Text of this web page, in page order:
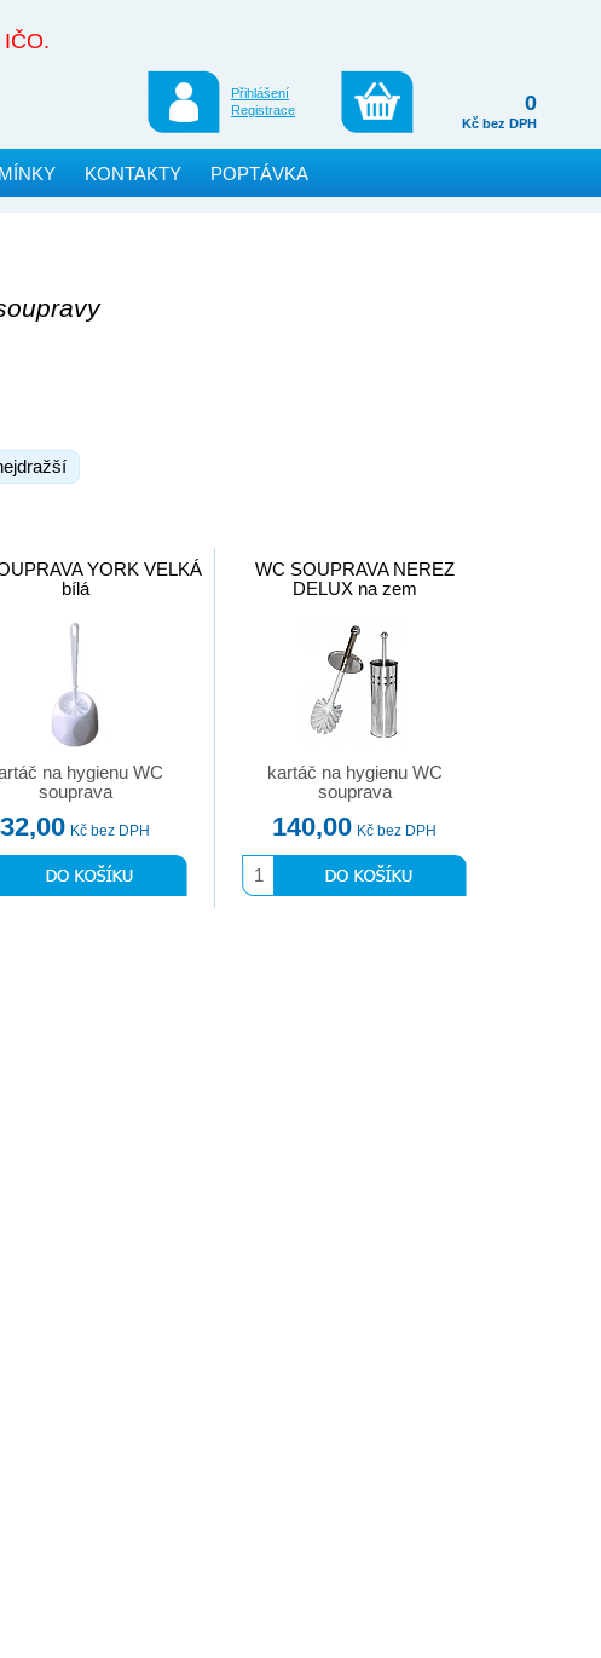
0
Kč bez DPH
Přihlášení
Registrace
KONTAKTY POPTÁVKA
YORK VELKÁ
bílá
na hygienu WC
souprava
32,00 Kč bez DPH
WC SOUPRAVA NEREZ
DELUX na zem
kartáč na hygienu WC
souprava
140,00 Kč bez DPH